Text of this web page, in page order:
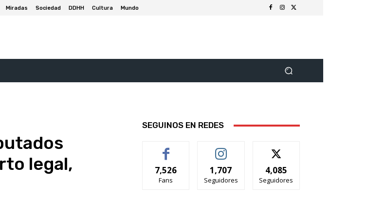
Miradas Sociedad DDHH Cultura Mundo
legal,
SEGUINOS EN REDES
7,526
Fans
1,707
Seguidores
4,085
Seguidores